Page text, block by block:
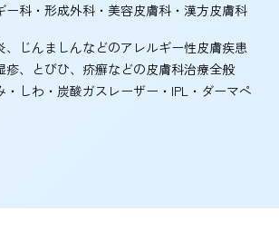
ー科・形成外科・美容皮膚科・漢方皮膚科
、じんましんなどのアレルギー性皮膚疾患
疹、とびひ、疥癬などの皮膚科治療全般
・しわ・炭酸ガスレーザー・IPL・ダーマペ